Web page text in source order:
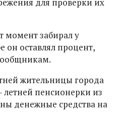
для проверки их
момент забирал у
он оставлял процент,
жительницы города
летней пенсионерки из
денежные средства на